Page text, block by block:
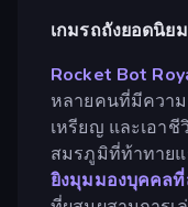
เกมรถถังยอดนิยม
Rocket Bot
หลายคนที่มีความ
เหรียญ และเอา
สมรภูมิที่ท้าทายแ
ยิงมุมมองบุคคล